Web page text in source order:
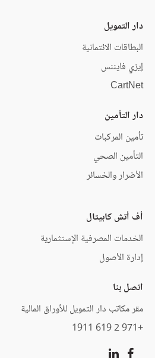
دار التمويل
البطاقات الائتمانية
إيزي فايننس
CartNet
دار التأمين
تأمين المركبات
التأمين الصحي
الأضرار والخسائر
أف أتش كابيتال
الخدمات المصرفية الإستثمارية
إدارة الأصول
اتصل بنا
مقر مكاتب دار التمويل للأوراق المالية
+971 2 619 1911